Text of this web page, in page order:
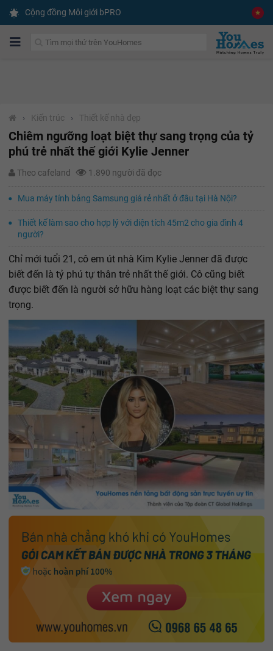
Cộng đồng Môi giới bPRO
› Kiến trúc › Thiết kế nhà đẹp
Chiêm ngưỡng loạt biệt thự sang trọng của tỷ
phú trẻ nhất thế giới Kylie Jenner
Theo cafeland 1.890 người đã đọc
Mua máy tính bảng Samsung giá rẻ nhất ở đâu tại Hà Nội?
Thiết kế làm sao cho hợp lý với diện tích 45m2 cho gia đình 4
người?
Chỉ mới tuổi 21, cô em út nhà Kim Kylie Jenner đã được
biết đến là tỷ phú tự thân trẻ nhất thế giới. Cô cũng biết
được biết đến là người sở hữu hàng loạt các biệt thự sang
trọng.